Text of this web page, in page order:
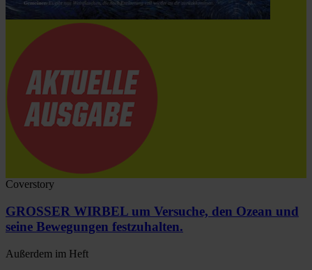
Coverstory
GROSSER WIRBEL um Versuche, den Ozean und
seine Bewegungen festzuhalten.
Außerdem im Heft